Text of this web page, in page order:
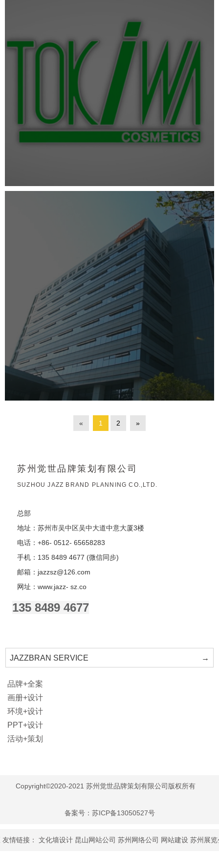
« 1 2 »
苏州觉世品牌策划有限公司
SUZHOU JAZZ BRAND PLANNING CO.,LTD.
总部
地址：苏州市吴中区吴中大道中意大厦3楼
电话：+86- 0512- 65658283
手机：135 8489 4677 (微信同步)
邮箱：jazzsz@126.com
网址：www.jazz- sz.co
135 8489 4677
JAZZBRAN SERVICE →
品牌+全案
画册+设计
环境+设计
PPT+设计
活动+策划
Copyright©2020-2021 苏州觉世品牌策划有限公司版权所有
备案号：苏ICP备13050527号
： 文化墙设计 昆山网站公司 苏州网络公司 网站建设 苏州展览公司 昆